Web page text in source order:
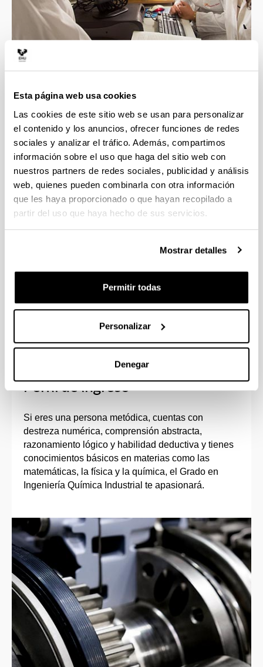
Esta página web usa cookies
Las cookies de este sitio web se usan para personalizar
el contenido y los anuncios, ofrecer funciones de redes
sociales y analizar el tráfico. Además, compartimos
información sobre el uso que haga del sitio web con
nuestros partners de redes sociales, publicidad y análisis
web, quienes pueden combinarla con otra información
que les haya proporcionado o que hayan recopilado a
partir del uso que haya hecho de sus servicios.
Mostrar detalles
Permitir todas
Personalizar
Denegar
4 razones para elegir este grado
Disfrutarás del grado si te gusta la química y
quieres saber cómo aplicarla a procesos
industriales.
Te prepararás para contribuir a tener una
sociedad más sostenible y mejorar la
tecnología química existente.
empresas del sector, tenemos convenios con
universidades europeas, de América Latina,
EEUU, Australia, Rusia, etc.
Perfil de ingreso
Si eres una persona metódica, cuentas con
destreza numérica, comprensión abstracta,
razonamiento lógico y habilidad deductiva y tienes
conocimientos básicos en materias como las
matemáticas, la física y la química, el Grado en
Ingeniería Química Industrial te apasionará.